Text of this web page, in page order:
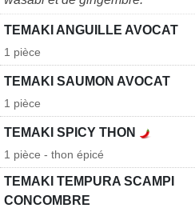
TEMAKI ANGUILLE AVOCAT
1 pièce
TEMAKI SAUMON AVOCAT
1 pièce
TEMAKI SPICY THON
1 pièce - thon épicé
TEMAKI TEMPURA SCAMPI
CONCOMBRE